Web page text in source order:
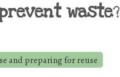
waste?
and preparing for reuse